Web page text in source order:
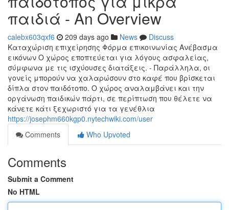
παιδιά - An Overview
calebx603qxf6 209 days ago News
Discuss
Καταχώριση επιχείρησης Φόρμα επικοινωνίας Ανέβασμα
εικόνων Ο χώρος εποπτεύεται για λόγους ασφαλείας,
σύμφωνα με τις ισχύουσες διατάξεις. - Παράλληλα, οι
γονείς μπορούν να χαλαρώσουν στο καφέ που βρίσκεται
δίπλα στον παιδότοπο. Ο χώρος αναλαμβάνει και την
οργάνωση παιδικών πάρτι, σε περίπτωση που θέλετε να
κάνετε κάτι ξεχωριστό για τα γενέθλια
https://josephm660kgp0.nytechwiki.com/user
Comments
Who Upvoted
Comments
Submit a Comment
No HTML